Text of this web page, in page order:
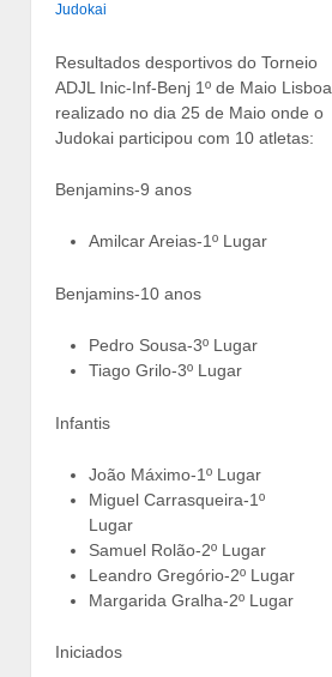
Judokai
Resultados desportivos do Torneio
ADJL Inic-Inf-Benj 1º de Maio Lisboa
realizado no dia 25 de Maio onde o
Judokai participou com 10 atletas:
Benjamins-9 anos
Amilcar Areias-1º Lugar
Benjamins-10 anos
Pedro Sousa-3º Lugar
Tiago Grilo-3º Lugar
Infantis
João Máximo-1º Lugar
Miguel Carrasqueira-1º
Lugar
Samuel Rolão-2º Lugar
Leandro Gregório-2º Lugar
Margarida Gralha-2º Lugar
Iniciados